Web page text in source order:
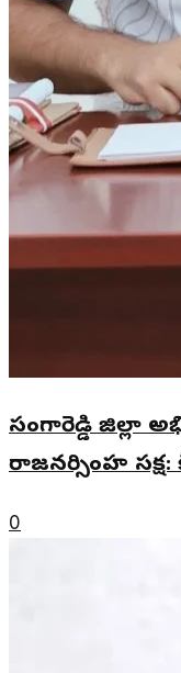
సంగారెడ్డి జిల్లా
రాజనర్సింహ
0